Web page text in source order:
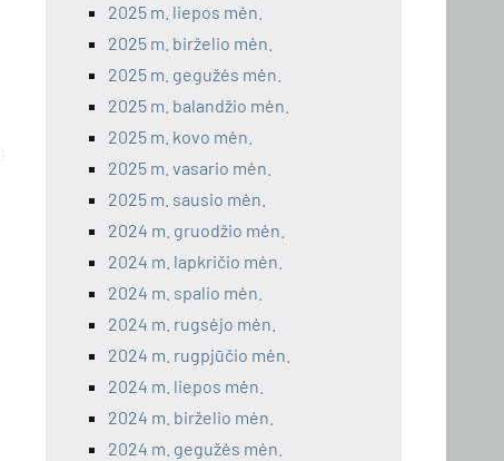
2025 m. liepos mėn.
2025 m. birželio mėn.
2025 m. gegužės mėn.
2025 m. balandžio mėn.
2025 m. kovo mėn.
2025 m. vasario mėn.
2025 m. sausio mėn.
2024 m. gruodžio mėn.
2024 m. lapkričio mėn.
2024 m. spalio mėn.
2024 m. rugsėjo mėn.
2024 m. rugpjūčio mėn.
2024 m. liepos mėn.
2024 m. birželio mėn.
2024 m. gegužės mėn.